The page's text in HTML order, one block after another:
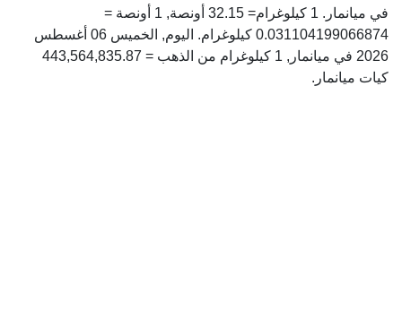
في ميانمار. 1 كيلوغرام= 32.15 أونصة, 1 أونصة =
0.031104199066874 كيلوغرام. اليوم, الخميس 06 أغسطس
2026 في ميانمار, 1 كيلوغرام من الذهب = 443,564,835.87
كيات ميانمار.